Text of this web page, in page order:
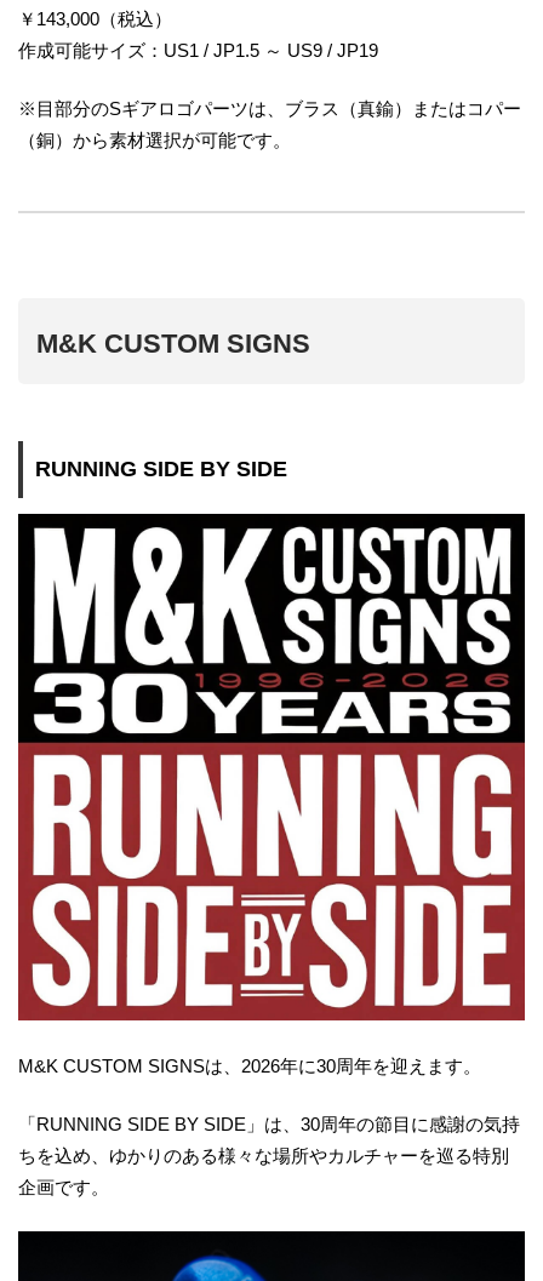
￥143,000（税込）
作成可能サイズ：US1 / JP1.5 ～ US9 / JP19
※目部分のSギアロゴパーツは、ブラス（真鍮）またはコパー
（銅）から素材選択が可能です。
M&K CUSTOM SIGNS
RUNNING SIDE BY SIDE
M&K CUSTOM SIGNSは、2026年に30周年を迎えます。
「RUNNING SIDE BY SIDE」は、30周年の節目に感謝の気持
ちを込め、ゆかりのある様々な場所やカルチャーを巡る特別
企画です。